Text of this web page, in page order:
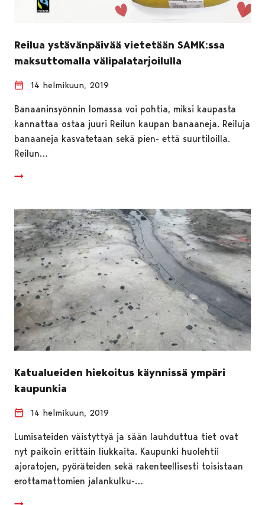
Reilua ystävänpäivää vietetään SAMK:ssa
maksuttomalla välipalatarjoilulla
14 helmikuun, 2019
Banaaninsyönnin lomassa voi pohtia, miksi kaupasta
kannattaa ostaa juuri Reilun kaupan banaaneja. Reiluja
banaaneja kasvatetaan sekä pien- että suurtiloilla.
Reilun…
Katualueiden hiekoitus käynnissä ympäri
kaupunkia
14 helmikuun, 2019
Lumisateiden väistyttyä ja sään lauhduttua tiet ovat
nyt paikoin erittäin liukkaita. Kaupunki huolehtii
ajoratojen, pyöräteiden sekä rakenteellisesti toisistaan
erottamattomien jalankulku-…